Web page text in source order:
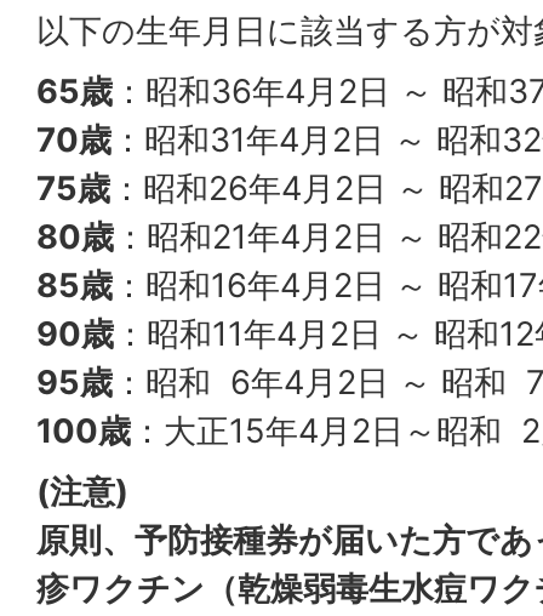
以下の生年月日に該当する方が
65歳 ：昭和36年4月2日 ～ 昭和
70歳 ：昭和31年4月2日 ～ 昭和
75歳 ：昭和26年4月2日 ～ 昭和
80歳 ：昭和21年4月2日 ～ 昭和
85歳 ：昭和16年4月2日 ～ 昭和
90歳 ：昭和11年4月2日 ～ 昭和
95歳 ：昭和 6年4月2日 ～ 昭和
100歳 ：大正15年4月2日～昭和
(注意)
原則、予防接種券が届いた方で
疹ワクチン（乾燥弱毒生水痘ワ